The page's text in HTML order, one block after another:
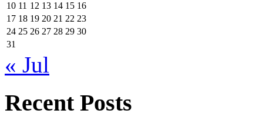
10 11 12 13 14 15 16
17 18 19 20 21 22 23
24 25 26 27 28 29 30
31
« Jul
Recent Posts